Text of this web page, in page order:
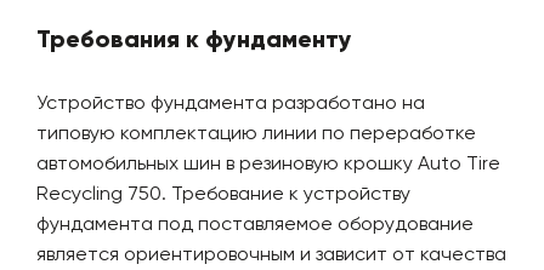
Требования к фундаменту
Устройство фундамента разработано на
типовую комплектацию линии по переработке
автомобильных шин в резиновую крошку Auto Tire
Recycling 750. Требование к устройству
фундамента под поставляемое оборудование
является ориентировочным и зависит от качества